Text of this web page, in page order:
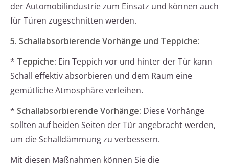
der Automobilindustrie zum Einsatz und können auch
für Türen zugeschnitten werden.
5. Schallabsorbierende Vorhänge und Teppiche:
* Teppiche: Ein Teppich vor und hinter der Tür kann
Schall effektiv absorbieren und dem Raum eine
gemütliche Atmosphäre verleihen.
* Schallabsorbierende Vorhänge: Diese Vorhänge
sollten auf beiden Seiten der Tür angebracht werden,
um die Schalldämmung zu verbessern.
Mit diesen Maßnahmen können Sie die